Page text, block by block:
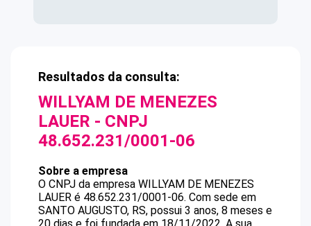
Resultados da consulta:
WILLYAM DE MENEZES
LAUER - CNPJ
48.652.231/0001-06
Sobre a empresa
O CNPJ da empresa WILLYAM DE MENEZES
LAUER é 48.652.231/0001-06. Com sede em
SANTO AUGUSTO, RS, possui 3 anos, 8 meses e